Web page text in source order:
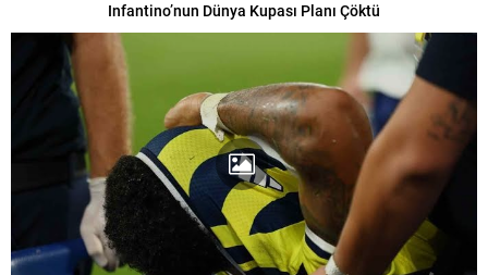
Infantino’nun Dünya Kupası Planı Çöktü